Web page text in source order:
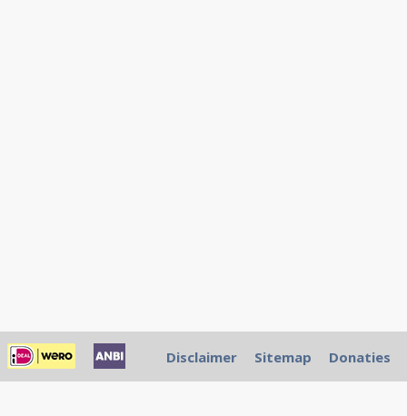
Disclaimer Sitemap Donaties